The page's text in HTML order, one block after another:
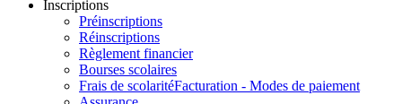
Inscriptions
Préinscriptions
Réinscriptions
Règlement financier
Bourses scolaires
Frais de scolaritéFacturation - Modes de paiement